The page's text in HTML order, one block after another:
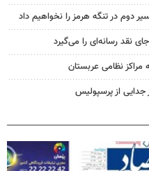
دوم در تنگه هرمز را نخواهیم داد
نقد رسانه‌ای را می‌گیرد
مراکز نظامی عربستان
از پرسپولیس